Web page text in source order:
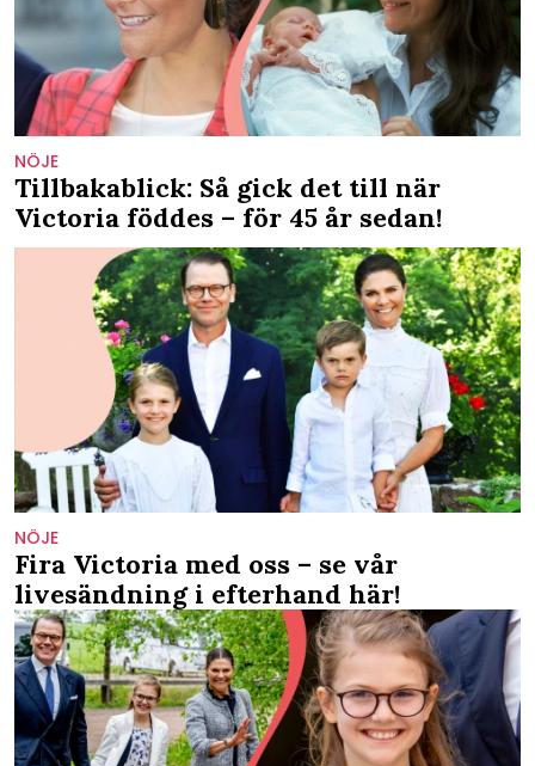
NÖJE
Tillbakablick: Så gick det till när
Victoria föddes – för 45 år sedan!
NÖJE
Fira Victoria med oss – se vår
livesändning i efterhand här!